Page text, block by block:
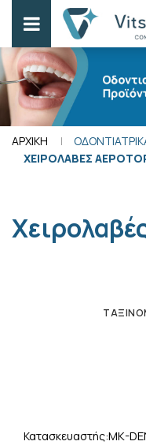
ΑΡΧΙΚΗ
ΧΕΙΡΟΛΑΒΕΣ
Κατασκευαστής:MK-